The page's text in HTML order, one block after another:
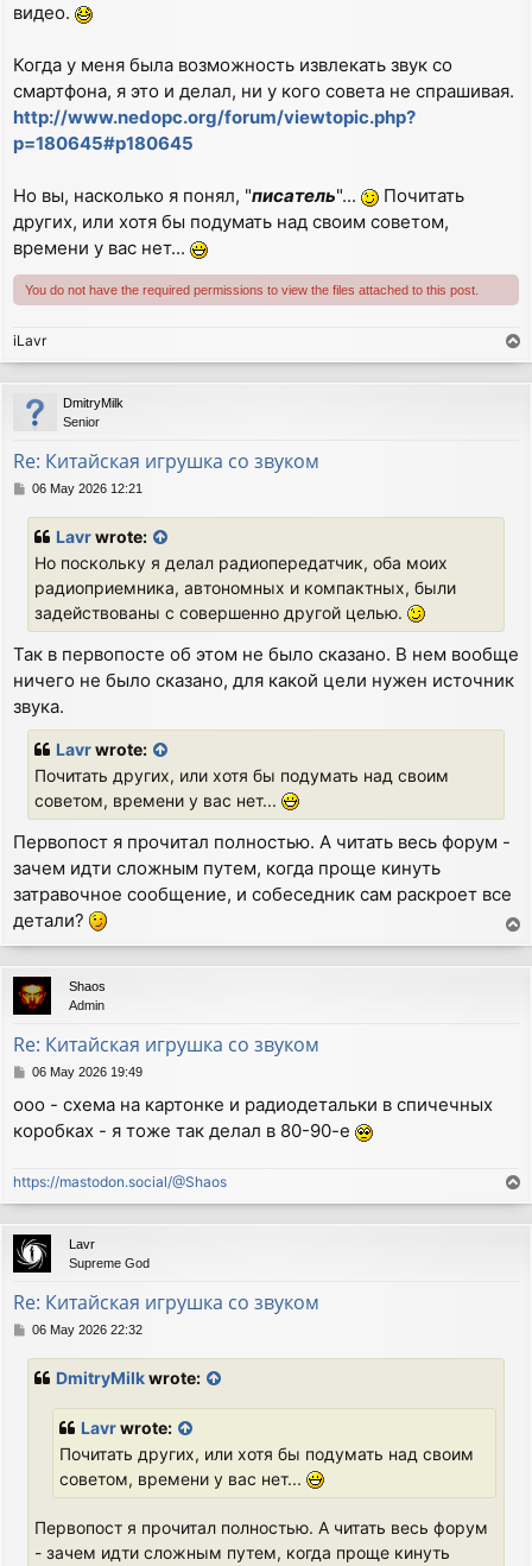
видео.
Когда у меня была возможность извлекать звук со
смартфона, я это и делал, ни у кого совета не спрашивая.
http://www.nedopc.org/forum/viewtopic.php?
p=180645#p180645
Но вы, насколько я понял, "писатель"...
Почитать
других, или хотя бы подумать над своим советом,
времени у вас нет...
You do not have the required permissions to view the files attached to this post.
iLavr
o
p
DmitryMilk
Senior
Re: Китайская игрушка со звуком
P06 May 2026 12:21
Lavrwrote:
Но поскольку я делал радиопередатчик, оба моих
радиоприемника, автономных и компактных, были
задействованы с совершенно другой целью.
Так в первопосте об этом не было сказано. В нем вообще
ничего не было сказано, для какой цели нужен источник
звука.
Lavrwrote:
Почитать других, или хотя бы подумать над своим
советом, времени у вас нет...
Первопост я прочитал полностью. А читать весь форум -
зачем идти сложным путем, когда проще кинуть
затравочное сообщение, и собеседник сам раскроет все
детали?
o
p
Shaos
Admin
Re: Китайская игрушка со звуком
P
s
t
06 May 2026 19:49
ооо - схема на картонке и радиодетальки в спичечных
коробках - я тоже так делал в 80-90-е
https://mastodon.social/@Shaos
o
p
Lavr
Supreme God
Re: Китайская игрушка со звуком
P06 May 2026 22:32
DmitryMilkwrote:
Lavrwrote:
Почитать других, или хотя бы подумать над своим
советом, времени у вас нет...
Первопост я прочитал полностью. А читать весь форум
- зачем идти сложным путем, когда проще кинуть